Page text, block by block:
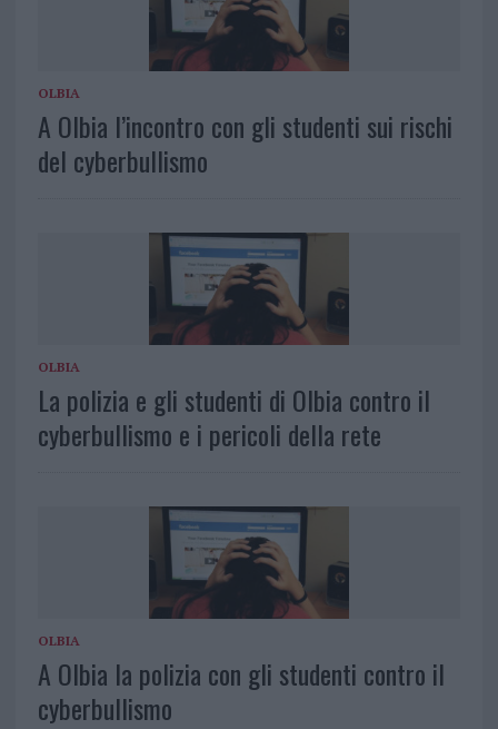
OLBIA
A Olbia l’incontro con gli studenti sui rischi
del cyberbullismo
OLBIA
La polizia e gli studenti di Olbia contro il
cyberbullismo e i pericoli della rete
OLBIA
A Olbia la polizia con gli studenti contro il
cyberbullismo